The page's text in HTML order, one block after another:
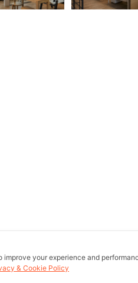
improve your experience and
& Cookie Policy